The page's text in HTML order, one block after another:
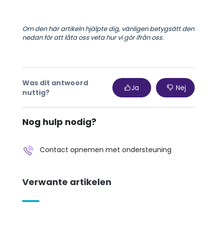
Om den här artikeln hjälpte dig, vänligen betygsätt den
nedan för att låta oss veta hur vi gör ifrån oss.
Was dit antwoord
nuttig?
Ja Nej
Nog hulp nodig?
Contact opnemen met ondersteuning
Verwante artikelen